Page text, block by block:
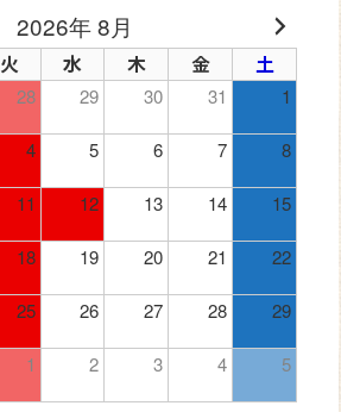
2026年 8月
火 水 木 金 土
28 29 30 31 1
4 5 6 7 8
11 12 13 14 15
18 19 20 21 22
25 26 27 28 29
1 2 3 4 5